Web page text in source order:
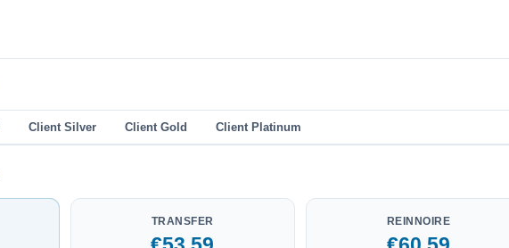
Client Silver Client Gold Client Platinum
TRANSFER REINNOIRE